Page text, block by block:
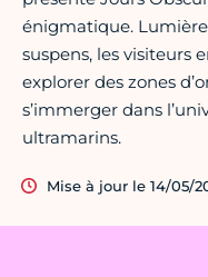
énigmatique.
suspens, les visiteurs
explorer des zones
s’immerger dans
ultramarins.
Mise à jour le 14/05/